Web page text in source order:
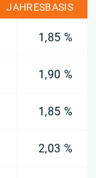
JAHRESBASIS
1,85 %
1,90 %
1,85 %
2,03 %